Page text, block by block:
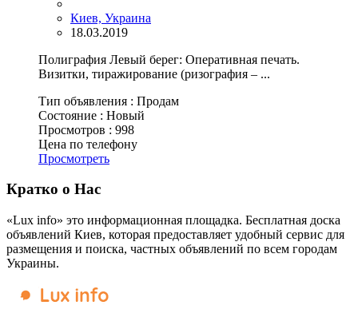
Киев, Украина
18.03.2019
Полиграфия Левый берег: Оперативная печать.
Визитки, тиражирование (ризография – ...
Тип объявления : Продам
Состояние : Новый
Просмотров : 998
Цена по телефону
Просмотреть
Кратко о Нас
«Lux info» это информационная площадка. Бесплатная доска
объявлений Киев, которая предоставляет удобный сервис для
размещения и поиска, частных объявлений по всем городам
Украины.